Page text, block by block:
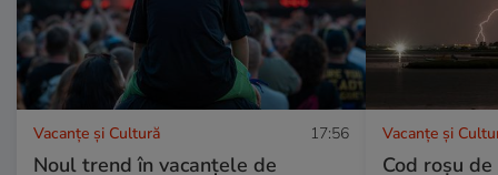
Vacanțe și Cultură 17:56
Noul trend în vacanțele de
Vacanțe și
Cod roșu